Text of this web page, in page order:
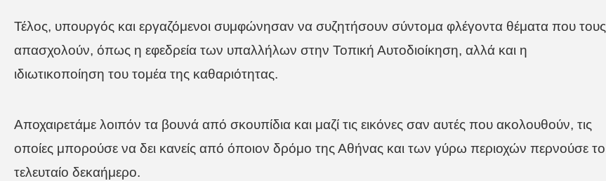
Τέλος, υπουργός και εργαζόμενοι συμφώνησαν να συζητήσουν σύντομα φλέγοντα θέματα που τους
απασχολούν, όπως η εφεδρεία των υπαλλήλων στην Τοπική Αυτοδιοίκηση, αλλά και η
ιδιωτικοποίηση του τομέα της καθαριότητας.
Αποχαιρετάμε λοιπόν τα βουνά από σκουπίδια και μαζί τις εικόνες σαν αυτές που ακολουθούν, τις
οποίες μπορούσε να δει κανείς από όποιον δρόμο της Αθήνας και των γύρω περιοχών περνούσε το
τελευταίο δεκαήμερο.